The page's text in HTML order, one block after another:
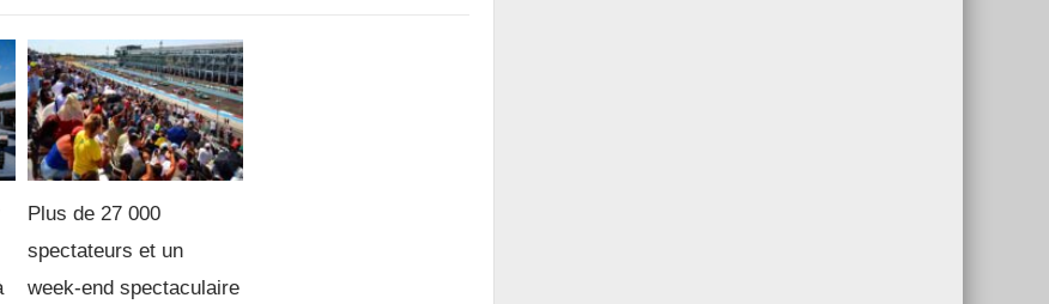
Plus de 27 000
spectateurs et un
week-end spectaculaire